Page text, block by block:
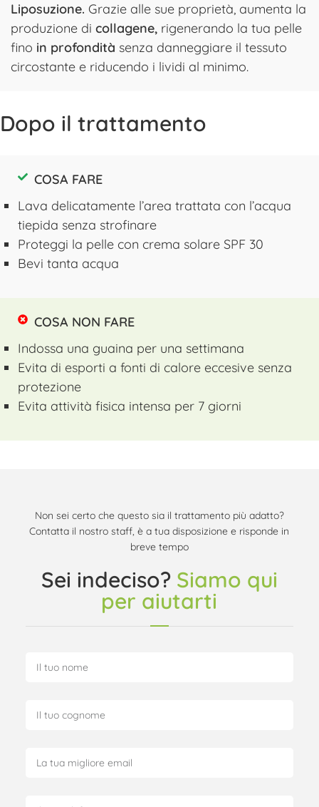
Liposuzione. Grazie alle sue proprietà, aumenta la
produzione di collagene, rigenerando la tua pelle
fino in profondità senza danneggiare il tessuto
circostante e riducendo i lividi al minimo.
Dopo il trattamento
COSA FARE
Lava delicatamente l’area trattata con l’acqua
tiepida senza strofinare
Proteggi la pelle con crema solare SPF 30
Bevi tanta acqua
COSA NON FARE
Indossa una guaina per una settimana
Evita di esporti a fonti di calore eccesive senza
protezione
Evita attività fisica intensa per 7 giorni
Non sei certo che questo sia il trattamento più adatto?
Contatta il nostro staff, è a tua disposizione e risponde in
breve tempo
Sei indeciso?Siamo qui
per aiutarti